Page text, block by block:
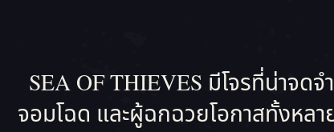
SEA OF THIEVES มีโจรที่น่าจด
จอมโฉด และผู้ฉกฉวยโอกาสทั้งหลา